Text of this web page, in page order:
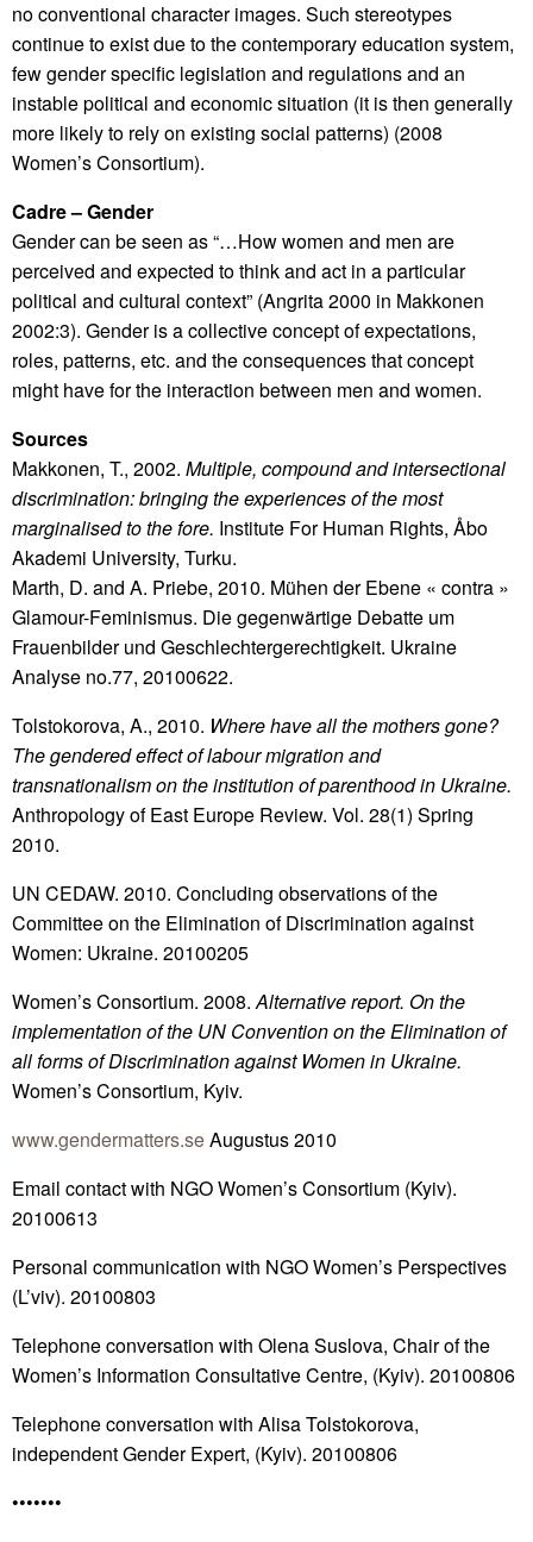
no conventional character images. Such stereotypes
continue to exist due to the contemporary education system,
few gender specific legislation and regulations and an
instable political and economic situation (it is then generally
more likely to rely on existing social patterns) (2008
Women’s Consortium).
Cadre – Gender
Gender can be seen as “…How women and men are
perceived and expected to think and act in a particular
political and cultural context” (Angrita 2000 in Makkonen
2002:3). Gender is a collective concept of expectations,
roles, patterns, etc. and the consequences that concept
might have for the interaction between men and women.
Sources
Makkonen, T., 2002. Multiple, compound and intersectional
discrimination: bringing the experiences of the most
marginalised to the fore. Institute For Human Rights, Åbo
Akademi University, Turku.
Marth, D. and A. Priebe, 2010. Mühen der Ebene « contra »
Glamour-Feminismus. Die gegenwärtige Debatte um
Frauenbilder und Geschlechtergerechtigkeit. Ukraine
Analyse no.77, 20100622.
Tolstokorova, A., 2010. Where have all the mothers gone?
The gendered effect of labour migration and
transnationalism on the institution of parenthood in Ukraine.
Anthropology of East Europe Review. Vol. 28(1) Spring
2010.
UN CEDAW. 2010. Concluding observations of the
Committee on the Elimination of Discrimination against
Women: Ukraine. 20100205
Women’s Consortium. 2008.Alternative report. On the
implementation of the UN Convention on the Elimination of
all forms of Discrimination against Women in Ukraine.
Women’s Consortium, Kyiv.
www.gendermatters.seAugustus 2010
Email contact with NGO Women’s Consortium (Kyiv).
20100613
Personal communication with NGO Women’s Perspectives
(L’viv). 20100803
Telephone conversation with Olena Suslova, Chair of the
Women’s Information Consultative Centre, (Kyiv). 20100806
Telephone conversation with Alisa Tolstokorova,
independent Gender Expert, (Kyiv). 20100806
•••••••